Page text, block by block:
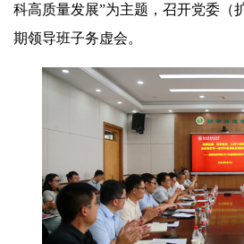
科高质量发展”为主题，召开党委（
期领导班子务虚会。